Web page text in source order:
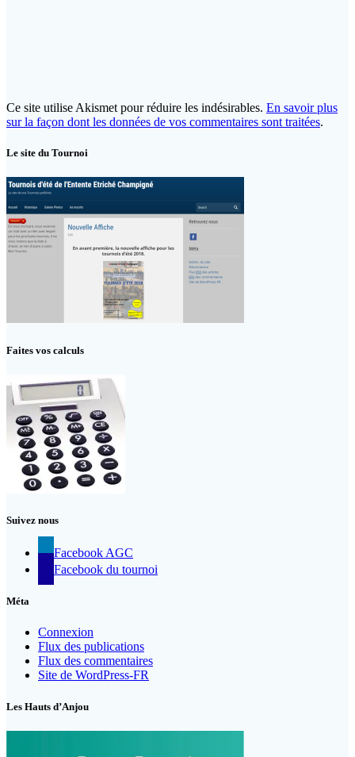
Ce site utilise Akismet pour réduire les indésirables. En savoir plus
sur la façon dont les données de vos commentaires sont traitées.
Le site du Tournoi
Faites vos calculs
Suivez nous
Facebook AGC
Facebook du tournoi
Méta
Connexion
Flux des publications
Flux des commentaires
Site de WordPress-FR
Les Hauts d’Anjou